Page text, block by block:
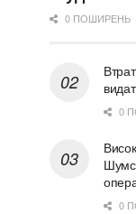
0 ПОШИРЕНЬ
0
0